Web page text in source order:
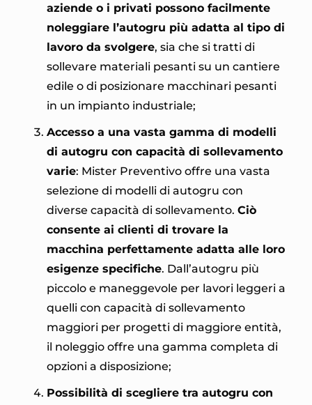
aziende o i privati possono facilmente
noleggiare l’autogru più adatta al tipo di
lavoro da svolgere, sia che si tratti di
sollevare materiali pesanti su un cantiere
edile o di posizionare macchinari pesanti
in un impianto industriale;
Accesso a una vasta gamma di modelli
di autogru con capacità di sollevamento
varie: Mister Preventivo offre una vasta
selezione di modelli di autogru con
diverse capacità di sollevamento. Ciò
consente ai clienti di trovare la
macchina perfettamente adatta alle loro
esigenze specifiche. Dall’autogru più
piccolo e maneggevole per lavori leggeri a
quelli con capacità di sollevamento
maggiori per progetti di maggiore entità,
il noleggio offre una gamma completa di
opzioni a disposizione;
Possibilità di scegliere tra autogru con